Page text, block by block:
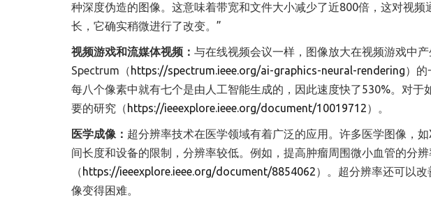
种深度伪造的图像。这意味着带宽和文件大小减少了近800倍，这对视
长，它确实稍微进行了改变。”
视频游戏和流媒体视频： 与在线视频会议一样，图像放大在视频游戏中产
Spectrum（ https://spectrum.ieee.org/ai-graphics-neural-rendering）
每八个像素中就有七个是由人工智能生成的，因此速度快了530%。对
要的研究（ https://ieeexplore.ieee.org/document/10019712）。
医学成像： 超分辨率技术在医学领域有着广泛的应用。许多医学图像，
间长度和设备的限制，分辨率较低。例如，提高肿瘤周围微小血管的分
（ https://ieeexplore.ieee.org/document/8854062）。超分辨率还可以
像变得困难。